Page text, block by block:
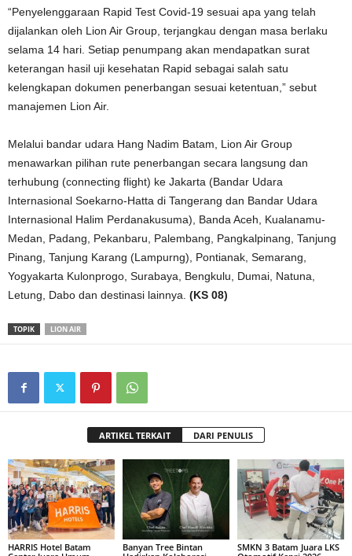
“Penyelenggaraan Rapid Test Covid-19 sesuai apa yang telah
dijalankan oleh Lion Air Group, terjangkau dengan masa berlaku
selama 14 hari. Setiap penumpang akan mendapatkan surat
keterangan hasil uji kesehatan Rapid sebagai salah satu
kelengkapan dokumen penerbangan sesuai ketentuan,” sebut
manajemen Lion Air.
Melalui bandar udara Hang Nadim Batam, Lion Air Group
menawarkan pilihan rute penerbangan secara langsung dan
terhubung (connecting flight) ke Jakarta (Bandar Udara
Internasional Soekarno-Hatta di Tangerang dan Bandar Udara
Internasional Halim Perdanakusuma), Banda Aceh, Kualanamu-
Medan, Padang, Pekanbaru, Palembang, Pangkalpinang, Tanjung
Pinang, Tanjung Karang (Lampurng), Pontianak, Semarang,
Yogyakarta Kulonprogo, Surabaya, Bengkulu, Dumai, Natuna,
Letung, Dabo dan destinasi lainnya. (KS 08)
TOPIK LION AIR
ARTIKEL TERKAIT DARI PENULIS
HARRIS Hotel Batam
Banyan Tree Bintan
SMKN 3 Batam Juara LKS